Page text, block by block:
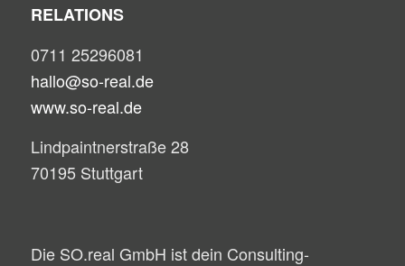
RELATIONS
0711 25296081
hallo@so-real.de
www.so-real.de
Lindpaintnerstraße 28
70195 Stuttgart
Die SO.real GmbH ist dein Consulting-